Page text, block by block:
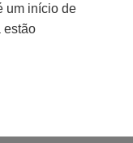
um início de
estão